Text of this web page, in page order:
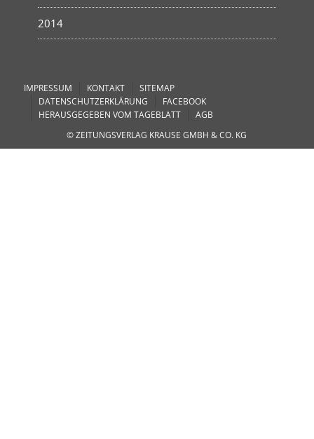
2014
IMPRESSUM KONTAKT
SITEMAP
DATENSCHUTZERKLÄRUNG
FACEBOOK
HERAUSGEGEBEN VOM TAGEBLATT
AGB
© ZEITUNGSVERLAG KRAUSE GMBH & CO. KG